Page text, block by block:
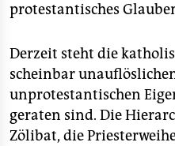
protestantisches
Derzeit steht die
scheinbar
unprotestantischen
geraten sind. Die
Zölibat, die